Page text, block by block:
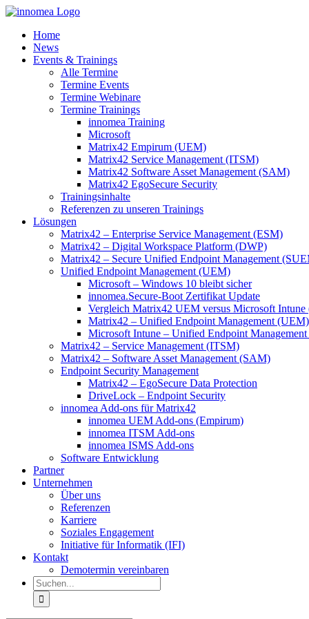
Zum
springenHome
News
Events & Trainings
Alle Termine
Termine Events
Termine Webinare
Termine Trainings
innomea Training
Microsoft
Matrix42 Empirum (UEM)
Matrix42 Service Management (ITSM)
Matrix42 Software Asset Management (SAM)
Matrix42 EgoSecure Security
Trainingsinhalte
Referenzen zu unseren Trainings
Lösungen
Matrix42 – Enterprise Service Management (ESM)
Matrix42 – Digital Workspace Platform (DWP)
Matrix42 – Secure Unified Endpoint Management
Unified Endpoint Management (UEM)
Microsoft – Windows 10 bleibt sicher
innomea.Secure-Boot Zertifikat Update
Vergleich Matrix42 UEM versus Microsoft Intune
Matrix42 – Unified Endpoint Management (UEM)
Microsoft Intune – Unified Endpoint
Matrix42 – Service Management (ITSM)
Matrix42 – Software Asset Management (SAM)
Endpoint Security Management
Matrix42 – EgoSecure Data Protection
DriveLock – Endpoint Security
innomea Add-ons für Matrix42
innomea UEM Add-ons (Empirum)
innomea ITSM Add-ons
innomea ISMS Add-ons
Software Entwicklung
Partner
Unternehmen
Über uns
Referenzen
Karriere
Soziales Engagement
Initiative für Informatik (IFI)
Kontakt
Demotermin vereinbaren
Suche
nach: